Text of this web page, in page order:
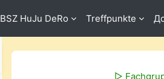
BSZ HuJu DeRo Treffpunkte
▻